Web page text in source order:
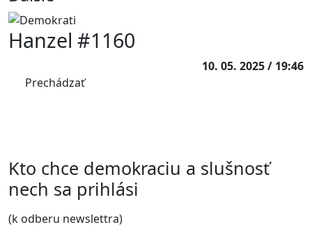
Prechádzať
Hanzel #1160
10. 05. 2025 / 19:46
Kto chce demokraciu a slušnosť
nech sa prihlási
(k odberu newslettra)